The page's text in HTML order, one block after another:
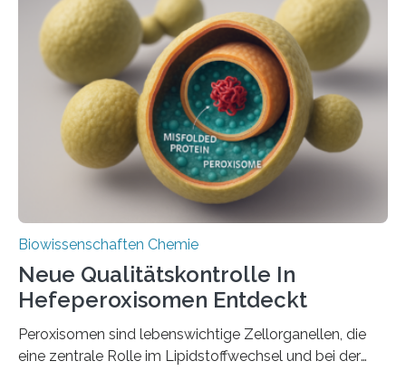
Biowissenschaften Chemie
Neue Qualitätskontrolle In
Hefeperoxisomen Entdeckt
Peroxisomen sind lebenswichtige Zellorganellen, die
eine zentrale Rolle im Lipidstoffwechsel und bei der